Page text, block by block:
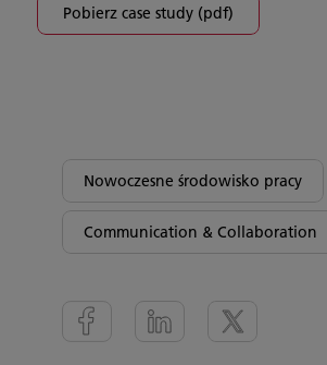
Pobierz case study (pdf)
Nowoczesne środowisko pracy
Communication & Collaboration